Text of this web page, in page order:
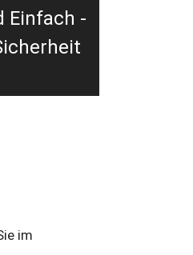
Einfach -
im